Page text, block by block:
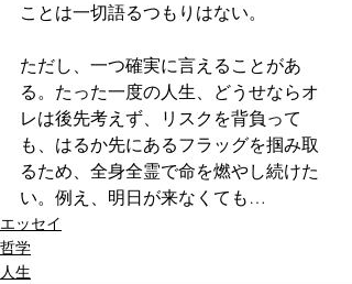
ことは一切語るつもりはない。
ただし、一つ確実に言えることがあ
る。たった一度の人生、どうせならオ
レは後先考えず、リスクを背負って
も、はるか先にあるフラッグを掴み取
るため、全身全霊で命を燃やし続けた
い。例え、明日が来なくても…
エッセイ
哲学
人生